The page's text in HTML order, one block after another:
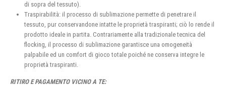
di sopra del tessuto).
Traspirabilità: il processo di sublimazione permette di penetrare il
tessuto, pur conservandone intatte le proprietà traspiranti; ciò lo rende il
prodotto ideale in partita. Contrariamente alla tradizionale tecnica del
flocking, il processo di sublimazione garantisce una omogeneità
palpabile ed un comfort di gioco totale poiché ne conserva integre le
proprietà traspiranti.
RITIRO E PAGAMENTO VICINO A TE: